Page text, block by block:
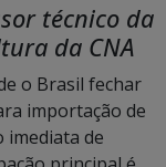
técnico da
da CNA
o Brasil fechar
importação de
imediata de